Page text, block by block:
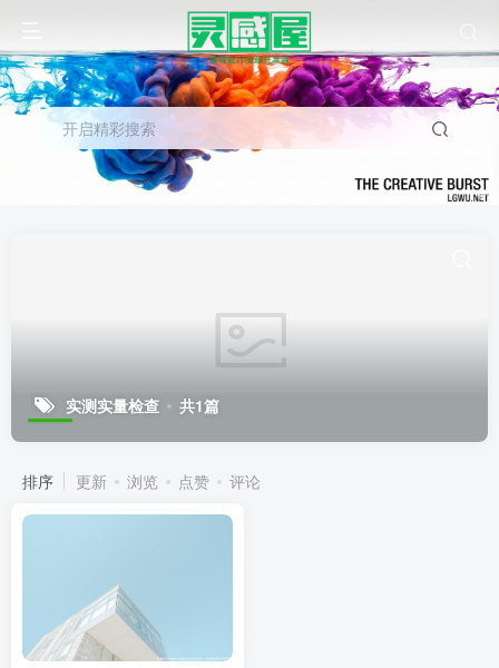
开启精彩搜索
实测实量检查 共1篇
排序 更新 浏览 点赞 评论